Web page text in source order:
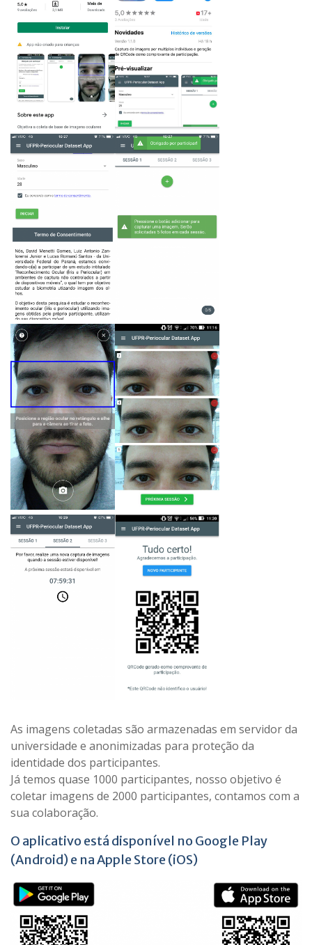
As imagens coletadas são armazenadas em servidor da
universidade e anonimizadas para proteção da
identidade dos participantes.
Já temos quase 1000 participantes, nosso objetivo é
coletar imagens de 2000 participantes, contamos com a
sua colaboração.
O aplicativo está disponível no Google Play
(Android) e naApple Store (iOS)